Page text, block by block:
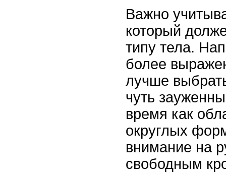
Важно
который
типу тела.
более
лучше
чуть
время как
округлых
внимание на
свободным